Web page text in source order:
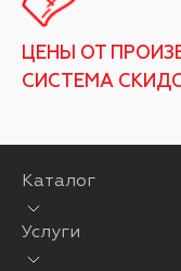
ЦЕНЫ ОТ
СИСТЕМА
Каталог
Услуги